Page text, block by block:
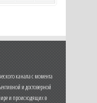
канала с момента
и достоверной
и происходящих в